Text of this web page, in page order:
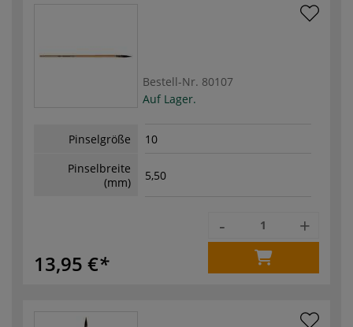
Bestell-Nr. 80107
Auf Lager.
Pinselgröße
10
Pinselbreite
(mm)
5,50
13,95 €
- +